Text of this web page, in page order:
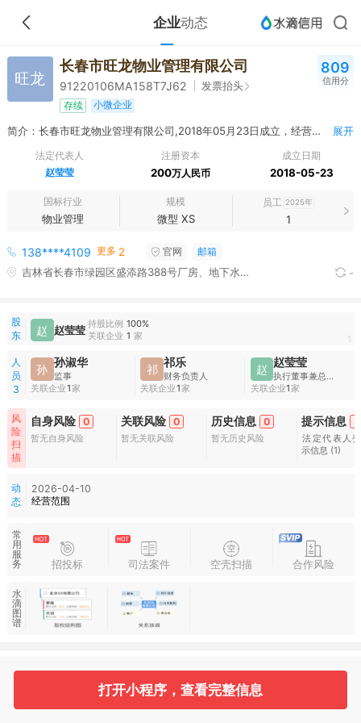
企业动态
旺龙
长春市旺龙物业管理有限公司
91220106MA158T7J62 发票抬头
存续 小微企业
809
信用分
简介：长春市旺龙物业管理有限公司,2018年05月23日成立，经营范围包括一般项目：物业管理；酒店管理；市政设施管理；建筑工程机械与设备租赁；工程管理服务；染料销售；专业设计服务；涂料销售（不含危险化学品）；建筑材料销售；建筑装饰材料销售；门窗销售；五金产品零售；电线、电缆经营；保温材料销售；机械零件、零部件销售；建筑防水卷材产品销售；建筑用金属配件销售；配电开关控制设备销售；风机、风扇销售；金属制品销售；五金产品批发；轻质建筑材料销售；防腐材料销售；阀门和旋塞销售；建筑陶瓷制品销售；日用百货销售；玻璃制造；水利相关咨询服务；城市绿化管理；园艺产品种植；花卉种植；广告设计、代理；销售代理；广告发布；办公服务；家具销售；照相机及器材销售；电子专用设备销售；机械设备租赁；租赁服务（不含许可类租赁服务）；劳务服务（不含劳务派遣）；房屋拆迁服务；办公用品销售。（除依法须经批准的项目外，凭营业执照依法自主开展经营活动）许可项目：住宅室内装饰装修；建设工程施工；水利工程建设监理；高危险性体育运动（滑雪）；建设工程设计；计算机信息系统安全专用产品销售。（依法须经批准的项目，经相关部门批准后方可开展经营活动，具体经营项目以相关部门批准文件或许可证件为准） 展开
法定代表人
赵莹莹
注册资本
200万人民币
成立日期
2018-05-23
国标行业
物业管理
规模
微型 XS
员工 2025年
1
138****4109 更多 2 官网 邮箱
吉林省长春市绿园区盛添路388号厂房、地下水池及泵房工程厂房3#长春市鑫美电器开关厂3号厂房 -
股
东
赵 赵莹莹 持股比例 100%
关联企业 1 家 1
人
员
3
孙 孙淑华
监事
关联企业1家
祁 祁乐
财务负责人
关联企业1家
赵 赵莹莹
执行董事兼总经理
关联企业1家
风
险
扫
描
自身风险 0
暂无自身风险
关联风险 0
暂无关联风险
历史信息 0
暂无历史风险
提示信息 3
法定代表人
示信息 (1)
动
态
2026-04-10
经营范围
常
用
服
务
招投标 司法案件 空壳扫描 合作风险
水
滴
图
谱
基本信息 收起
打开小程序，查看完整信息